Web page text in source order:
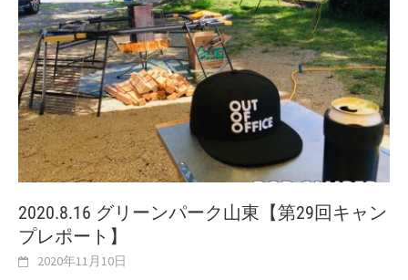
2020.8.16 グリーンパーク山東【第29回キャン
プレポート】
2020年11月10日